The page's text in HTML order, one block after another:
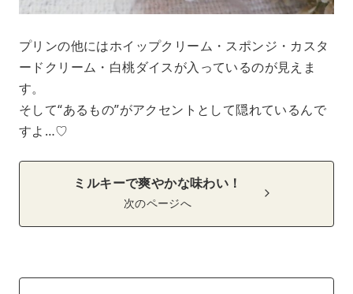
プリンの他にはホイップクリーム・スポンジ・カスタ
ードクリーム・白桃ダイスが入っているのが見えま
す。
そして“あるもの”がアクセントとして隠れているんで
すよ…♡
ミルキーで爽やかな味わい！
次のページへ